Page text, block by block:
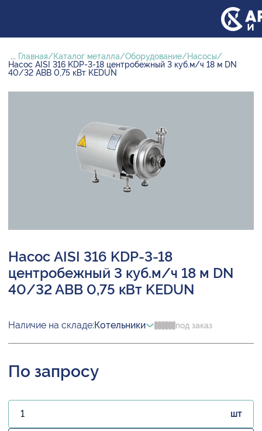
... Главная Каталог металла Оборудование
Насосы
Насос AISI 316 KDP-3-18 центробежный 3 куб.м/ч 18 м DN
40/32 ABB 0,75 кВт KEDUN
Насос AISI 316 KDP-3-18
центробежный 3 куб.м/ч 18 м DN
40/32 ABB 0,75 кВт KEDUN
Наличие на складе:Котельники под заказ
По запросу
шт